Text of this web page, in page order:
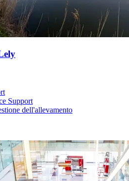
Support
dell'allevamento